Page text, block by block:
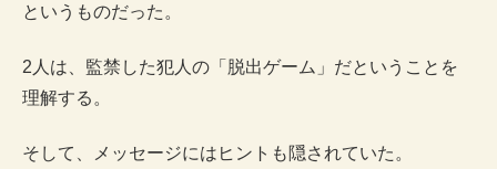
というものだった。
2人は、監禁した犯人の「脱出ゲーム」だということを
理解する。
そして、メッセージにはヒントも隠されていた。